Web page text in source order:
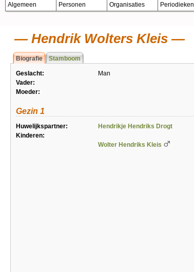
Algemeen Personen Organisaties Periodieken
Hendrik Wolters Kleis
Biografie Stamboom
Geslacht:
Man
Vader:
Moeder:
Gezin 1
Huwelijkspartner:
Hendrikje Hendriks Drogt
Kinderen:
Wolter Hendriks Kleis